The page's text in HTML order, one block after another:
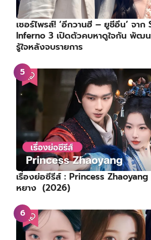
เซอร์ไพรส์! ‘อีกวานฮี – ยูชีอึน’ จาก
Inferno 3 เปิดตัวคบหาดูใจกัน พัฒ
รู้ใจหลังจบรายการ
เรื่องย่อซีรีส์ : Princess
หยาง (2026)